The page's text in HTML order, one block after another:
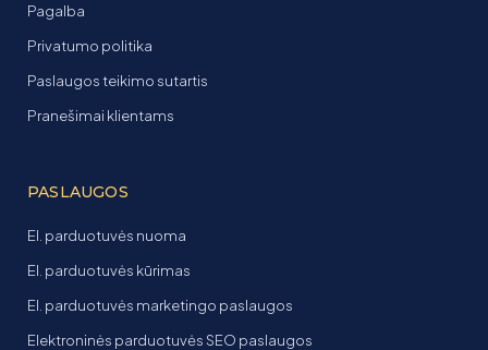
Pagalba
Privatumo politika
Paslaugos teikimo sutartis
Pranešimai klientams
PASLAUGOS
El. parduotuvės nuoma
El. parduotuvės kūrimas
El. parduotuvės marketingo paslaugos
Elektroninės parduotuvės SEO paslaugos